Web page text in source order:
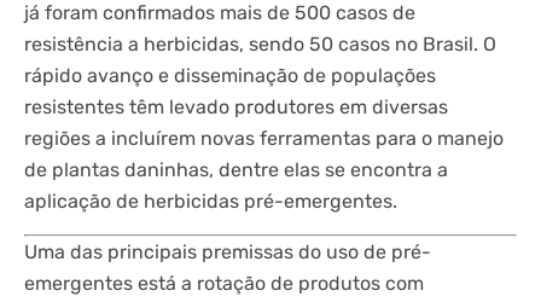
já foram confirmados mais de 500 casos de
resistência a herbicidas, sendo 50 casos no Brasil. O
rápido avanço e disseminação de populações
resistentes têm levado produtores em diversas
regiões a incluírem novas ferramentas para o manejo
de plantas daninhas, dentre elas se encontra a
aplicação de herbicidas pré-emergentes.
Uma das principais premissas do uso de pré-
emergentes está a rotação de produtos com